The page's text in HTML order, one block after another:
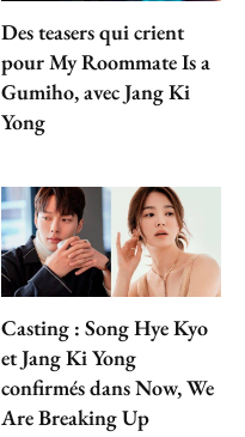
Des teasers qui crient
pour My Roommate Is a
Gumiho, avec Jang Ki
Yong
Casting : Song Hye Kyo
et Jang Ki Yong
confirmés dans Now, We
Are Breaking Up